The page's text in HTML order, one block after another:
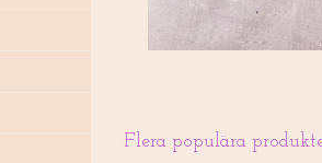
Flera populära